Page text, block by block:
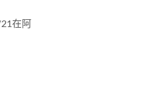
在阿